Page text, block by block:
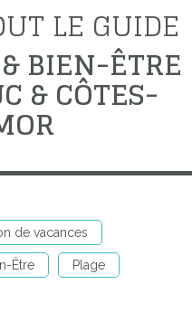
LE GUIDE
BIEN-ÊTRE
& CÔTES-
de vacances
Être Plage